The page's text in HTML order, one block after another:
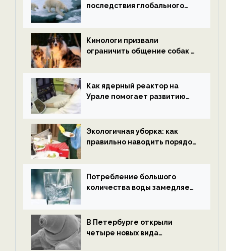
последствия глобального
ECOportal
Кинологи призвали
ограничить общение собак с
ECOportal
Как ядерный реактор на
Урале помогает развитию
ECOportal
Экологичная уборка: как
правильно наводить порядок
Потребление большого
количества воды замедляет
В Петербурге открыли
четыре новых вида